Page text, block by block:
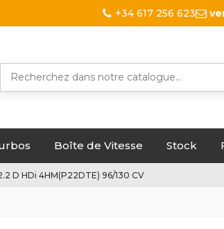
+34 617 256 623
Boîte de Vitesse Stock
D HDi 4HM(P22DTE) 96/130 CV